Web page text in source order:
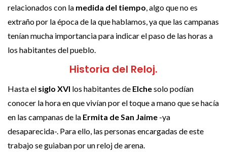
relacionados con la medida del tiempo, algo que no es
extraño por la época de la que hablamos, ya que las campanas
tenían mucha importancia para indicar el paso de las horas a
los habitantes del pueblo.
Historia del Reloj.
Hasta el siglo XVI los habitantes de Elchesolo podían
conocer la hora en que vivían por el toque a mano que se hacía
en las campanas de la Ermita de San Jaime -ya
desaparecida-. Para ello, las personas encargadas de este
trabajo se guiaban por un reloj de arena.